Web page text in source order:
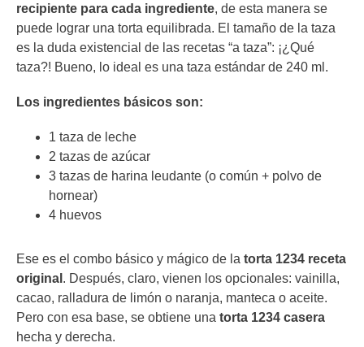
recipiente para cada ingrediente, de esta manera se
puede lograr una torta equilibrada. El tamaño de la taza
es la duda existencial de las recetas “a taza”: ¡¿Qué
taza?! Bueno, lo ideal es una taza estándar de 240 ml.
Los ingredientes básicos son:
1 taza de leche
2 tazas de azúcar
3 tazas de harina leudante (o común + polvo de
hornear)
4 huevos
Ese es el combo básico y mágico de la torta 1234 receta
original . Después, claro, vienen los opcionales: vainilla,
cacao, ralladura de limón o naranja, manteca o aceite.
Pero con esa base, se obtiene una torta 1234 casera
hecha y derecha.